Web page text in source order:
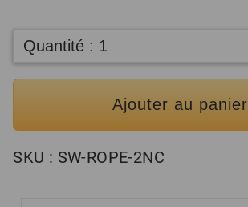
Ajouter au panier
SKU : SW-ROPE-2NC